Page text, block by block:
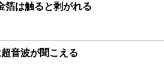
箔は触ると剥がれる
音波が聞こえる